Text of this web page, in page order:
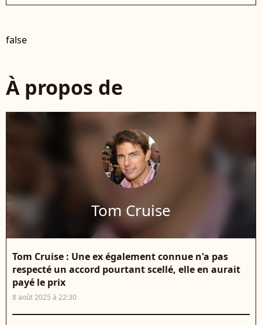
false
À propos de
Tom Cruise
Tom Cruise : Une ex également connue n'a pas
respecté un accord pourtant scellé, elle en aurait
payé le prix
8 août 2025 à 22:30